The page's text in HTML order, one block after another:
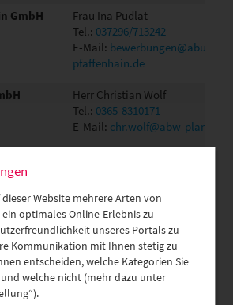
GmbH
Frau Ina Pudlat
Tel.: 037296/713242
E-Mail: bewerbungen@abus-
pfaffenhain.de
Herr Christian Wolf
Tel.: 0365-8310171
E-Mail: chr.wolf@abw-
10-14
Frau Conny Hochmann
Tel.:03528 404166
E-Mail:hochmann@abx.de
und
Website mehrere Arten von
optimales Online-Erlebnis zu
unseres Portals zu
Kommunikation mit Ihnen stetig zu
entscheiden, welche Kategorien Sie
welche nicht (mehr dazu unter